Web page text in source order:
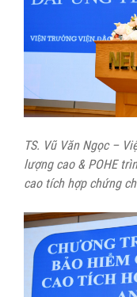
TS. Vũ Văn Ngọc –
lượng cao & POHE
cao tích hợp chứng